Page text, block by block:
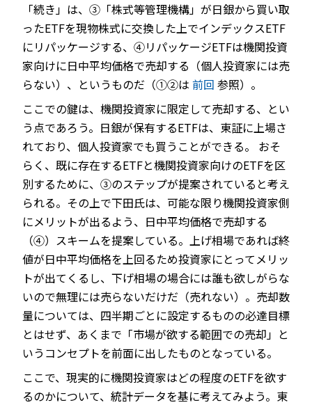
JP EN
「続き」は、③「株式等管理機構」が日銀から買い取
ったETFを現物株式に交換した上でインデックスETF
にリパッケージする、④リパッケージETFは機関投資
家向けに日中平均価格で売却する（個人投資家には売
らない）、というものだ（①②は 前回 参照）。
ここでの鍵は、機関投資家に限定して売却する、とい
う点であろう。日銀が保有するETFは、東証に上場さ
れており、個人投資家でも買うことができる。 おそ
らく、既に存在するETFと機関投資家向けのETFを区
別するために、③のステップが提案されていると考え
られる。その上で下田氏は、可能な限り機関投資家側
にメリットが出るよう、日中平均価格で売却する
（④）スキームを提案している。上げ相場であれば終
値が日中平均価格を上回るため投資家にとってメリッ
トが出てくるし、下げ相場の場合には誰も欲しがらな
いので無理には売らないだけだ（売れない）。売却数
量については、四半期ごとに設定するものの必達目標
とはせず、あくまで「市場が欲する範囲での売却」と
いうコンセプトを前面に出したものとなっている。
ここで、現実的に機関投資家はどの程度のETFを欲す
るのかについて、統計データを基に考えてみよう。東